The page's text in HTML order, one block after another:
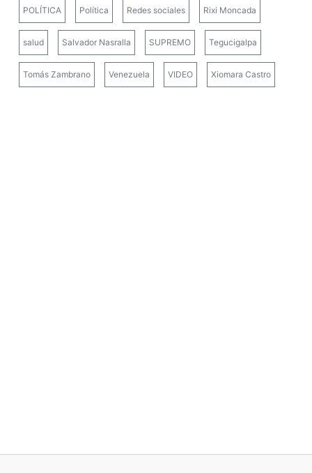
POLÍTICA Política Redes sociales Rixi Moncada
salud Salvador Nasralla SUPREMO Tegucigalpa
Tomás Zambrano Venezuela VIDEO Xiomara Castro